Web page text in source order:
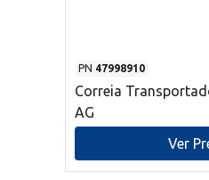
PN 47998910
Correia
AG
Ver